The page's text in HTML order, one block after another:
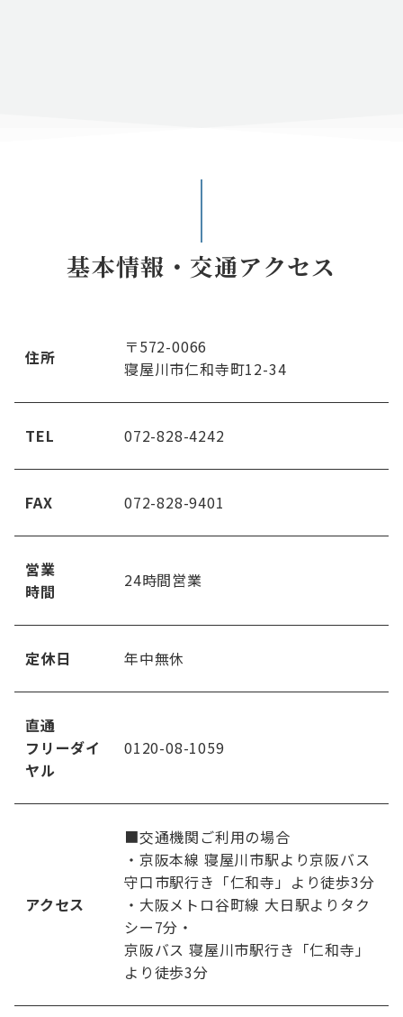
基本情報・交通アクセス
住所
〒572-0066
寝屋川市仁和寺町12-34
TEL 072-828-4242
FAX 072-828-9401
営業
時間
24時間営業
定休日 年中無休
直通
フ リーダイ
ヤル
0120-08-1059
アクセス
■交通機関ご利用の場合
・京阪本線 寝屋川市駅より京阪バス
守口市駅行き「仁和寺」より徒歩3分
・大阪メトロ谷町線 大日駅よりタク
シー7分・
京阪バス 寝屋川市駅行き「仁和寺」
より徒歩3分